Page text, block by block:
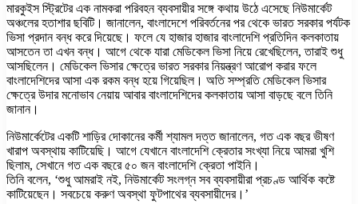
মারকুইস স্ট্রিটের এক নামকরা পরিবহন ব্যবসায়ীর সঙ্গে কথায় উঠে এসেছে নিউমার্কেট
অঞ্চলের হতাশার ছবিটি। জানালেন, বাংলাদেশে পরিবর্তনের পর থেকে ভারত সরকার পর্যটক
ভিসা প্রদান বন্ধ করে দিয়েছে। ফলে যে হাজার হাজার বাংলাদেশি প্রতিদিন কলকাতায়
আসতেন তা এখন বন্ধ। আগে থেকে যারা মেডিকেল ভিসা নিয়ে রেখেছিলেন, তারাই শুধু
আসছিলেন। মেডিকেল ভিসার ক্ষেত্রে ভারত সরকার নিয়ন্ত্রণ আরোপ করার ফলে
বাংলাদেশিদের আসা এক রকম বন্ধ হয়ে গিয়েছিল। অতি সম্প্রতি মেডিকেল ভিসার
ক্ষেত্রে উদার মনোভাব নেয়ায় আবার বাংলাদেশিদের কলকাতায় আসা বাড়ছে বলে তিনি
জানান।
নিউমার্কেটের একটি শাড়ির দোকানের কর্মী শ্যামল দত্ত জানালেন, গত এক বছর ভীষণ
খারাপ অবস্থায় কাটিয়েছি। আগে যেখানে বাংলাদেশি ক্রেতার সংখ্যা নিয়ে আমরা খুশি
ছিলাম, সেখানে গত এক বছরে ৫০ জন বাংলাদেশি ক্রেতা পাইনি।
তিনি বলেন, ‘শুধু আমরাই নই, নিউমার্কেট সংলগ্ন সব ব্যবসায়ীরা প্রচণ্ড আর্থিক কষ্টে
কাটিয়েছেন। সবচেয়ে করুণ অবস্থা ফুটপাথের ব্যবসায়ীদের।’